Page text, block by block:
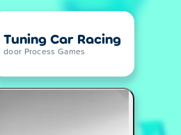
Tuning Car Racing
door Process Games